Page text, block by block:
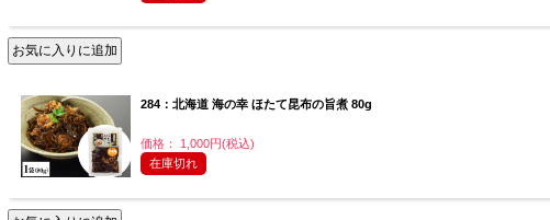
284：北海道 海の幸 ほたて昆布の旨煮 80g
価格： 1,000円(税込)
在庫切れ